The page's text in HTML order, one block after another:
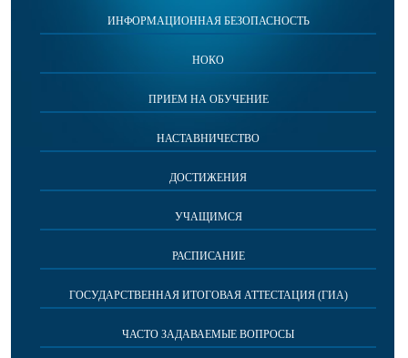
ИНФОРМАЦИОННАЯ БЕЗОПАСНОСТЬ
НОКО
ПРИЕМ НА ОБУЧЕНИЕ
НАСТАВНИЧЕСТВО
ДОСТИЖЕНИЯ
УЧАЩИМСЯ
РАСПИСАНИЕ
ГОСУДАРСТВЕННАЯ ИТОГОВАЯ АТТЕСТАЦИЯ (ГИА)
ЧАСТО ЗАДАВАЕМЫЕ ВОПРОСЫ